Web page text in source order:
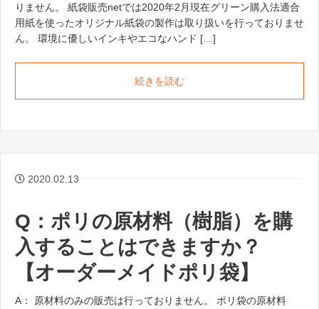
りません。 紙袋販売netでは2020年2月現在グリーン購入法適合
用紙を使ったオリジナル紙袋の製作は取り扱いを行っておりませ
ん。 環境に優しいインキやエコなハンド […]
続きを読む
2020.02.13
Q：ポリの原材料（樹脂）を購
入することはできますか？
【オーダーメイドポリ袋】
A： 原材料のみの販売は行っておりません。 ポリ袋の原材料